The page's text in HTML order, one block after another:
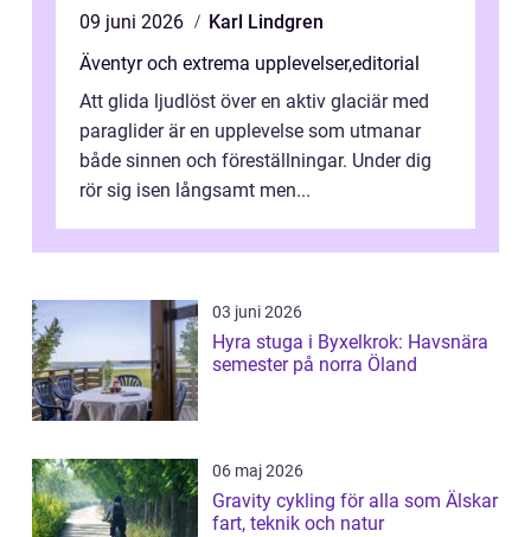
09 juni 2026
Karl Lindgren
Äventyr och extrema upplevelser,editorial
Att glida ljudlöst över en aktiv glaciär med
paraglider är en upplevelse som utmanar
både sinnen och föreställningar. Under dig
rör sig isen långsamt men...
03 juni 2026
Hyra stuga i Byxelkrok: Havsnära
semester på norra Öland
06 maj 2026
Gravity cykling för alla som Älskar
fart, teknik och natur